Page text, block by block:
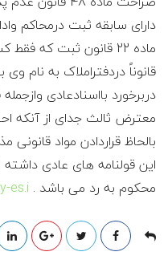
م
دارای سابقه ثبت درمحاکم
ماده 22 قانون ثبت
قانوناً دردفتراملاک به نام
دربرخورد بااسنادعادی
معترض ثالث جدای از آنکه
بالحاظ قراردادن مواد
این قولنامه های عادی
محکوم به رد می باشد . r es.i